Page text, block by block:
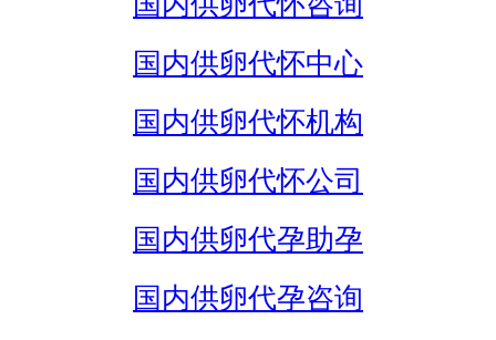
国内供卵代怀中心
国内供卵代怀机构
国内供卵代怀公司
国内供卵代孕助孕
国内供卵代孕咨询